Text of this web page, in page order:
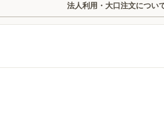
法人利用・大口注文につい